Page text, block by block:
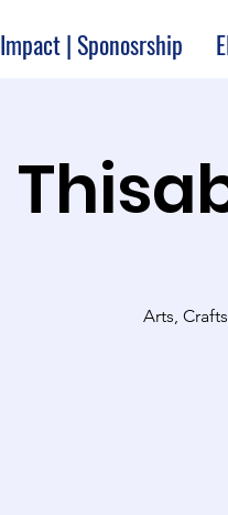
Impact | Sponosrship
Arts,